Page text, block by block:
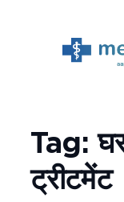
content
Tag:
ट्रीटमेंट